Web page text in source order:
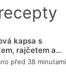
kapsa s
rajčetem a
před 38 minutami